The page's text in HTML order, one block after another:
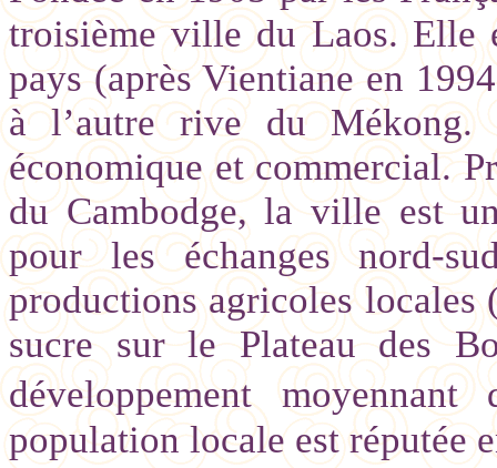
troisième ville du Laos. Elle
pays (après Vientiane en
à l’autre rive du Mékong.
économique et commercial.
du Cambodge, la ville est
pour les échanges nord-
productions agricoles locales
sucre sur le Plateau des
développement
population locale est réputée